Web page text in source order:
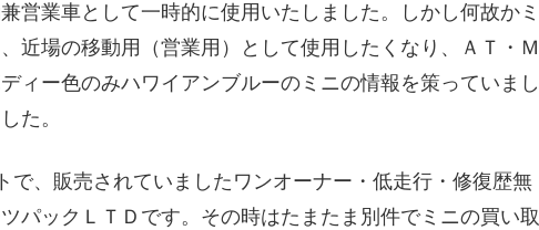
営業車として一時的に使用いたしました。しかし何故かミ
近場の移動用（営業用）として使用したくなり、ＡＴ・Ｍ
ィー色のみハワイアンブルーのミニの情報を策っていまし
た。
で、販売されていましたワンオーナー・低走行・修復歴無
パックＬＴＤです。その時はたまたま別件でミニの買い取